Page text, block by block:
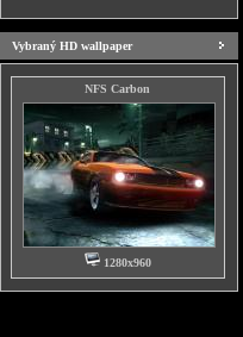
Vybraný HD wallpaper
NFS Carbon
1280x960